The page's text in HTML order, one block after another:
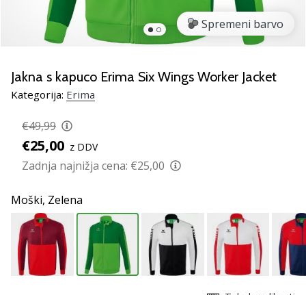
odbojkarski/a
navdušenec/ka,
mi?
Pridruži
nam
kot
brend
ambasador/ka.
11. 8. 2022
•
2 min. branja
Weplayvolleyball
Spremeni barvo
Jakna s kapuco Erima Six Wings Worker Jacket
Kategorija: Erima
€49,99
€25,00 z DDV
Zadnja najnižja cena: €25,00
Moški, Zelena